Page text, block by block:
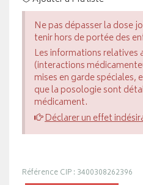
Ne pas dépasser la dose
tenir hors de portée des
Les informations relatives
(interactions
mises en garde spéciales,
que la posologie sont
médicament.
Déclarer un effet
Référence CIP : 3400308262396